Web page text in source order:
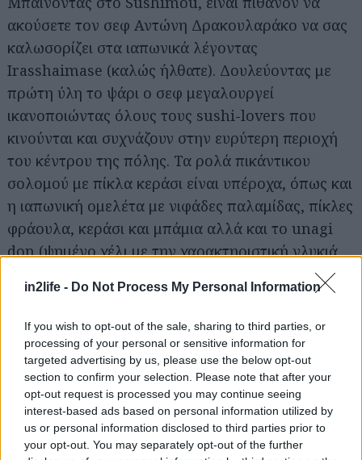
in2life - Do Not Process My Personal Information
If you wish to opt-out of the sale, sharing to third parties, or
processing of your personal or sensitive information for
targeted advertising by us, please use the below opt-out
section to confirm your selection. Please note that after your
opt-out request is processed you may continue seeing
interest-based ads based on personal information utilized by
us or personal information disclosed to third parties prior to
your opt-out. You may separately opt-out of the further
ακούσετε τον σεφ Αντώνη Δρακουλαράκο να σας
καλωσορίζει στα ιαπωνικά λέγοντας
Irasshaimase (καλώς ήλθατε). Δουλεύοντας με
πρώτη ύλη το ψάρι ο σεφ μεγαλουργεί
ικανοποιώντας όλους τους sushi-lovers που
κινούνται και συχνάζουν στην ευρύτερη περιοχή
του κέντρου της πόλης. Τα ρολά πικάντικου
σολομού με πίκλα κεράσι είναι υπέροχα, όπως και
η ιαπωνική ομελέτα με νιφάδες παλαμίδας, πίκλες
φράουλα, κεράσι και μπάμια αλλά και το unagi
don (ψημένο χέλι με την χαρακτηριστική γλυκιά
Microulee
Στουρνάρα 14, Εξάρχεια, τηλ.: 21 0380 0672